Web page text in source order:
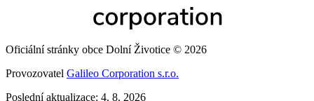
Oficiální stránky obce Dolní Životice © 2026
Provozovatel Galileo Corporation s.r.o.
Poslední aktualizace: 4. 8. 2026